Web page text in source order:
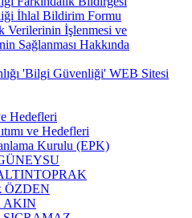
İhlal Bildirim Formu
Verilerinin İşlenmesi ve
Sağlanması Hakkında
'Bilgi Güvenliği' WEB Sitesi
Hedefleri
ve Hedefleri
Kurulu (EPK)
ÖZDEN
AKIN